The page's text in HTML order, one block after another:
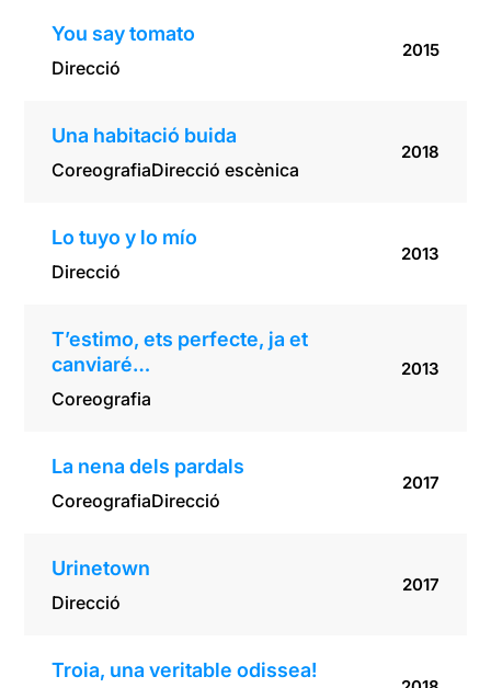
You say tomato
Direcció
2015
Una habitació buida
CoreografiaDirecció escènica
2018
Lo tuyo y lo mío
Direcció
2013
T’estimo, ets perfecte, ja et
canviaré…
Coreografia
2013
La nena dels pardals
CoreografiaDirecció
2017
Urinetown
Direcció
2017
Troia, una veritable odissea!